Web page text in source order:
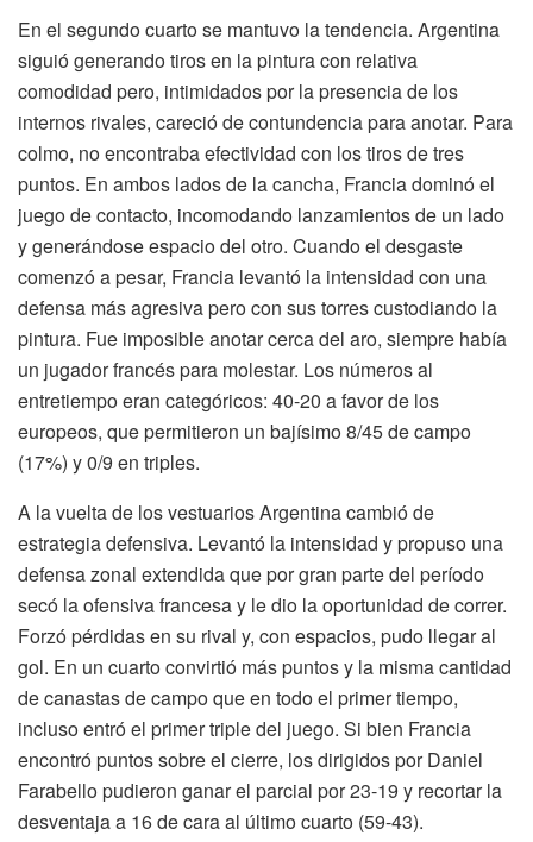
En el segundo cuarto se mantuvo la tendencia. Argentina
siguió generando tiros en la pintura con relativa
comodidad pero, intimidados por la presencia de los
internos rivales, careció de contundencia para anotar. Para
colmo, no encontraba efectividad con los tiros de tres
puntos. En ambos lados de la cancha, Francia dominó el
juego de contacto, incomodando lanzamientos de un lado
y generándose espacio del otro. Cuando el desgaste
comenzó a pesar, Francia levantó la intensidad con una
defensa más agresiva pero con sus torres custodiando la
pintura. Fue imposible anotar cerca del aro, siempre había
un jugador francés para molestar. Los números al
entretiempo eran categóricos: 40-20 a favor de los
europeos, que permitieron un bajísimo 8/45 de campo
(17%) y 0/9 en triples.
A la vuelta de los vestuarios Argentina cambió de
estrategia defensiva. Levantó la intensidad y propuso una
defensa zonal extendida que por gran parte del período
secó la ofensiva francesa y le dio la oportunidad de correr.
Forzó pérdidas en su rival y, con espacios, pudo llegar al
gol. En un cuarto convirtió más puntos y la misma cantidad
de canastas de campo que en todo el primer tiempo,
incluso entró el primer triple del juego. Si bien Francia
encontró puntos sobre el cierre, los dirigidos por Daniel
Farabello pudieron ganar el parcial por 23-19 y recortar la
desventaja a 16 de cara al último cuarto (59-43).